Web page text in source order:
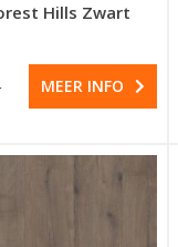
Hills Zwart
MEER INFO